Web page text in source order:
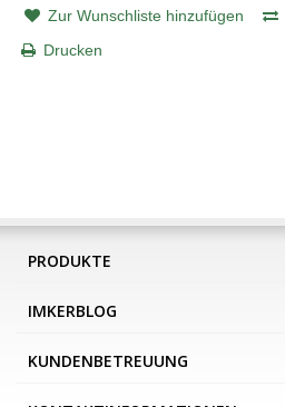
Zur Wunschliste hinzufügen
Drucken
PRODUKTE
IMKERBLOG
KUNDENBETREUUNG